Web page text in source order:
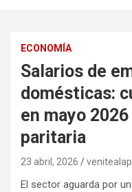
ECONOMÍA
Salarios de
domésticas:
en mayo
paritaria
23 abril, 2026
El sector aguarda por